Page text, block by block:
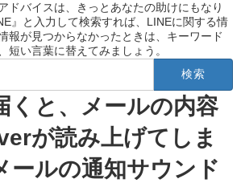
ドバイスは、きっとあなたの助けにもなり
』と入力して検索すれば、LINEに関する情
報が見つからなかったときは、キーワード
短い言葉に替えてみましょう。
くと、メールの内容
が読み上げてしま
ールの通知サウンド